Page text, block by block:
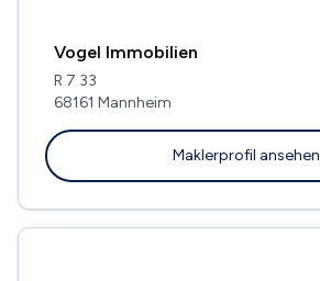
Vogel Immobilien
R 7 33
68161 Mannheim
Maklerprofil ansehen